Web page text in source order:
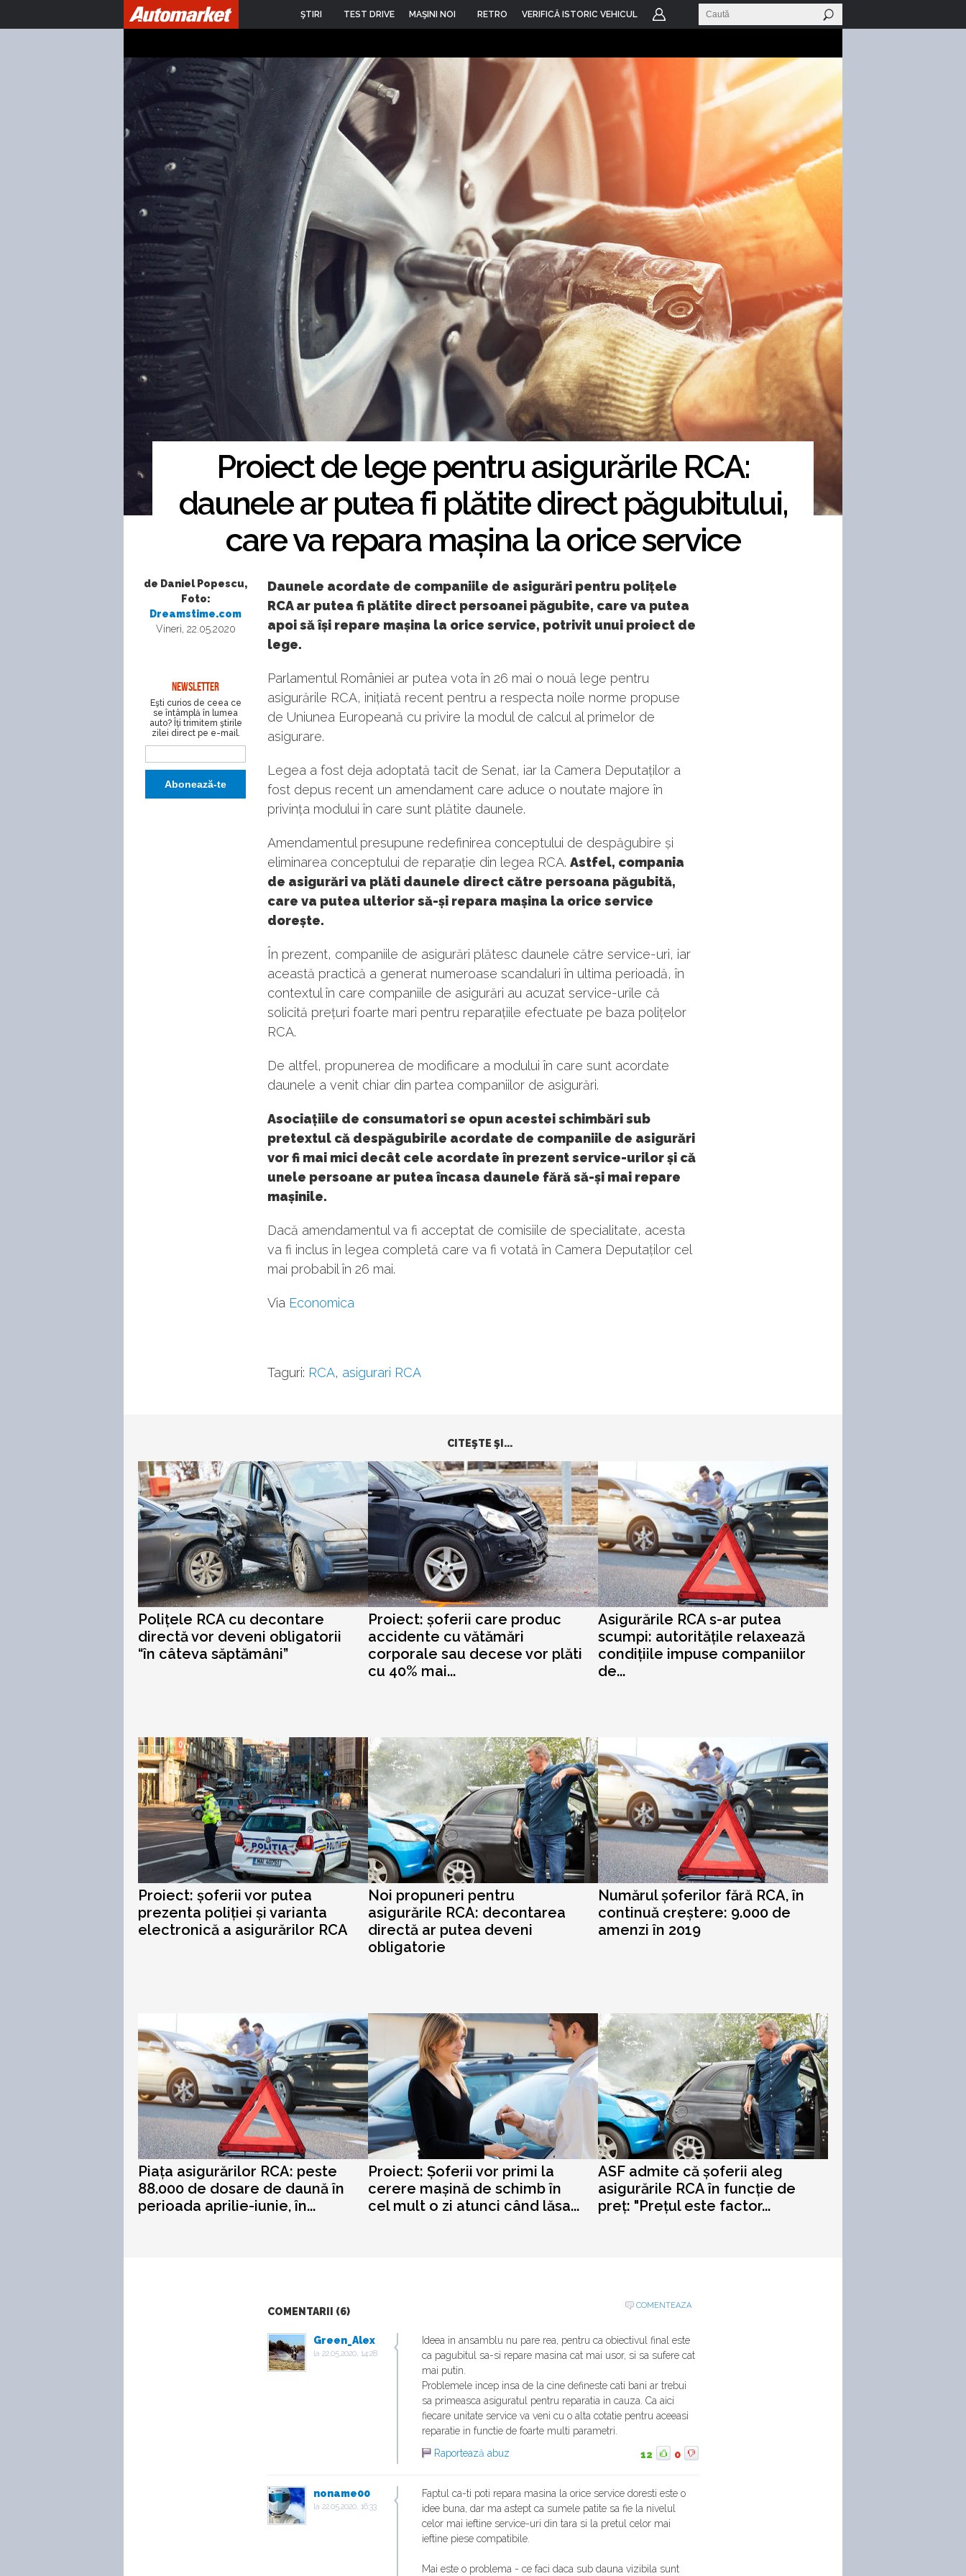
ŞTIRI TEST DRIVE MAŞINI NOI RETRO VERIFICĂ ISTORIC VEHICUL
Proiect de lege pentru asigurările RCA:
daunele ar putea fi plătite direct păgubitului,
care va repara mașina la orice service
de Daniel Popescu,
Foto:
Dreamstime.com
Vineri, 22.05.2020
NEWSLETTER
Eşti curios de ceea ce
se întâmplă în lumea
auto? Îţi trimitem ştirile
zilei direct pe e-mail.
Daunele acordate de companiile de asigurări pentru polițele
RCA ar putea fi plătite direct persoanei păgubite, care va putea
apoi să își repare mașina la orice service, potrivit unui proiect de
lege.
Parlamentul României ar putea vota în 26 mai o nouă lege pentru
asigurările RCA, inițiată recent pentru a respecta noile norme propuse
de Uniunea Europeană cu privire la modul de calcul al primelor de
asigurare.
Legea a fost deja adoptată tacit de Senat, iar la Camera Deputaților a
fost depus recent un amendament care aduce o noutate majore în
privința modului în care sunt plătite daunele.
Amendamentul presupune redefinirea conceptului de despăgubire și
eliminarea conceptului de reparație din legea RCA. Astfel, compania
de asigurări va plăti daunele direct către persoana păgubită,
care va putea ulterior să-și repara mașina la orice service
dorește.
În prezent, companiile de asigurări plătesc daunele către service-uri, iar
această practică a generat numeroase scandaluri în ultima perioadă, în
contextul în care companiile de asigurări au acuzat service-urile că
solicită prețuri foarte mari pentru reparațiile efectuate pe baza polițelor
RCA.
De altfel, propunerea de modificare a modului în care sunt acordate
daunele a venit chiar din partea companiilor de asigurări.
Asociațiile de consumatori se opun acestei schimbări sub
pretextul că despăgubirile acordate de companiile de asigurări
vor fi mai mici decât cele acordate în prezent service-urilor și că
unele persoane ar putea încasa daunele fără să-și mai repare
mașinile.
Dacă amendamentul va fi acceptat de comisiile de specialitate, acesta
va fi inclus în legea completă care va fi votată în Camera Deputaților cel
mai probabil în 26 mai.
Via Economica
Taguri: RCA, asigurari RCA
CITEŞTE ŞI...
Polițele RCA cu decontare
directă vor deveni obligatorii
“în câteva săptămâni”
Proiect: șoferii care produc
accidente cu vătămări
corporale sau decese vor plăti
cu 40% mai...
Asigurările RCA s-ar putea
scumpi: autoritățile relaxează
condițiile impuse companiilor
de...
Proiect: șoferii vor putea
prezenta poliției și varianta
electronică a asigurărilor RCA
Noi propuneri pentru
asigurările RCA: decontarea
directă ar putea deveni
obligatorie
Numărul șoferilor fără RCA, în
continuă creștere: 9.000 de
amenzi în 2019
Piața asigurărilor RCA: peste
88.000 de dosare de daună în
perioada aprilie-iunie, în...
Proiect: Șoferii vor primi la
cerere mașină de schimb în
cel mult o zi atunci când lăsa...
ASF admite că șoferii aleg
asigurările RCA în funcție de
preț: "Prețul este factor...
COMENTARII (6)
COMENTEAZA
Green_Alex
la 22.05.2020, 14:28
Ideea in ansamblu nu pare rea, pentru ca obiectivul final este
ca pagubitul sa-si repare masina cat mai usor, si sa sufere cat
mai putin.
Problemele incep insa de la cine defineste cati bani ar trebui
sa primeasca asiguratul pentru reparatia in cauza. Ca aici
fiecare unitate service va veni cu o alta cotatie pentru aceeasi
reparatie in functie de foarte multi parametri.
Raportează abuz
12 0
noname00
la 22.05.2020, 16:33
Faptul ca-ti poti repara masina la orice service doresti este o
idee buna, dar ma astept ca sumele patite sa fie la nivelul
celor mai ieftine service-uri din tara si la pretul celor mai
ieftine piese compatibile.
Mai este o problema - ce faci daca sub dauna vizibila sunt